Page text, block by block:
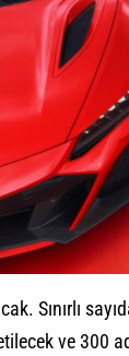
Sınırlı
ve 300